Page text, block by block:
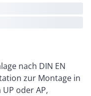
nach DIN EN
zur Montage in
oder AP,